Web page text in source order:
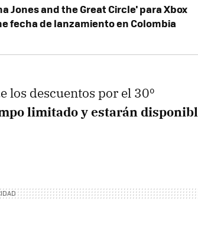
Jones and the Great Circle' para Xbox
fecha de lanzamiento en Colombia
los descuentos por el 30º
limitado y estarán